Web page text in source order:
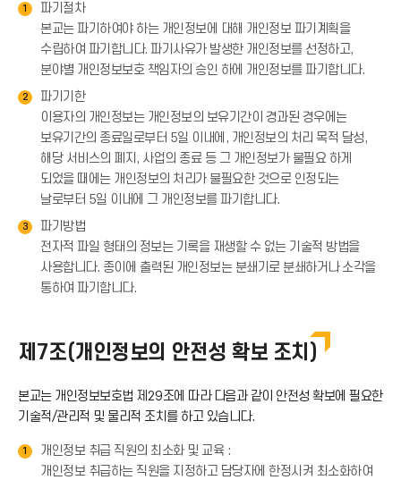
1
파기절차
본교는 파기하여야 하는 개인정보에 대해 개인정보 파기계획을
수립하여 파기합니다. 파기사유가 발생한 개인정보를 선정하고,
분야별 개인정보보호 책임자의 승인 하에 개인정보를 파기합니다.
2
파기기한
이용자의 개인정보는 개인정보의 보유기간이 경과된 경우에는
보유기간의 종료일로부터 5일 이내에, 개인정보의 처리 목적 달성,
해당 서비스의 폐지, 사업의 종료 등 그 개인정보가 불필요 하게
되었을 때에는 개인정보의 처리가 불필요한 것으로 인정되는
날로부터 5일 이내에 그 개인정보를 파기합니다.
3
파기방법
전자적 파일 형태의 정보는 기록을 재생할 수 없는 기술적 방법을
사용합니다. 종이에 출력된 개인정보는 분쇄기로 분쇄하거나 소각을
통하여 파기합니다.
제7조(개인정보의 안전성 확보 조치)
본교는 개인정보보호법 제29조에 따라 다음과 같이 안전성 확보에 필요한
기술적/관리적 및 물리적 조치를 하고 있습니다.
1
개인정보 취급 직원의 최소화 및 교육 :
개인정보 취급하는 직원을 지정하고 담당자에 한정시켜 최소화하여